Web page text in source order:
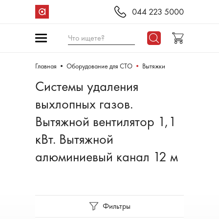
044 223 5000
Что ищете?
Главная Оборудование для СТО Вытяжки
Системы удаления
выхлопных газов.
Вытяжной вентилятор 1,1
кВт. Вытяжной
алюминиевый канал 12 м
Фильтры